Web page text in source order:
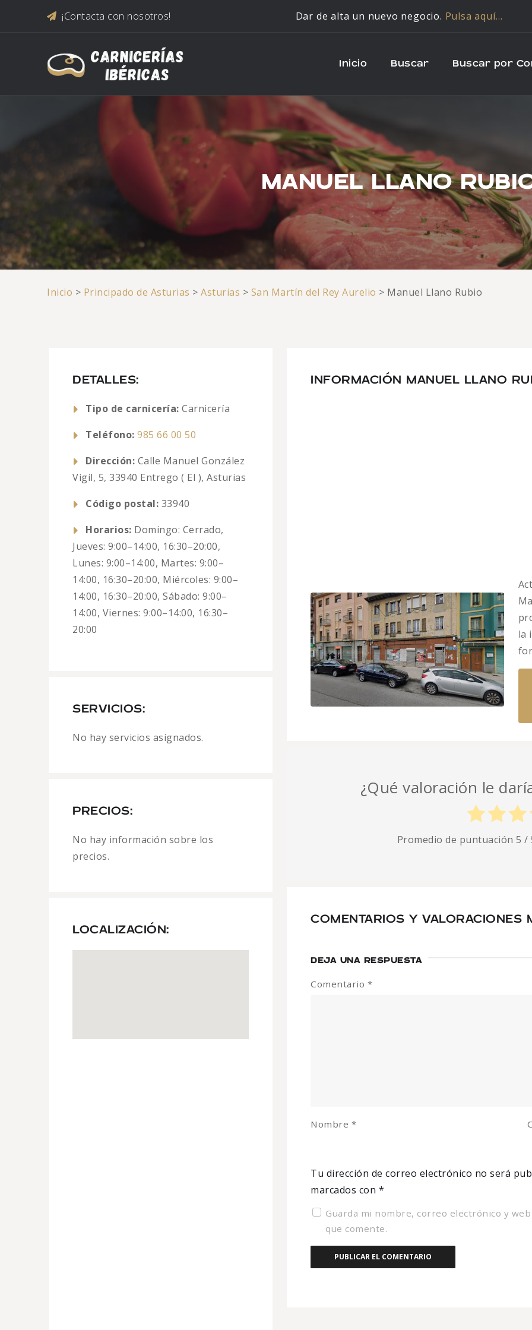
¡Contacta con nosotros! Dar de alta un nuevo negocio. Pulsa aquí…
Inicio Buscar Buscar por
MANUEL LLANO
Inicio > Principado de Asturias >Asturias > San Martín del Rey Aurelio > Manuel Llano Rubio
DETALLES:
Tipo de carnicería: Carnicería
Teléfono: 985 66 00 50
Dirección: Calle Manuel González
Vigil, 5, 33940 Entrego ( El ), Asturias
Código postal: 33940
Horarios: Domingo: Cerrado,
Jueves: 9:00–14:00, 16:30–20:00,
Lunes: 9:00–14:00, Martes: 9:00–
14:00, 16:30–20:00, Miércoles: 9:00–
14:00, 16:30–20:00, Sábado: 9:00–
14:00, Viernes: 9:00–14:00, 16:30–
20:00
SERVICIOS:
No hay servicios asignados.
PRECIOS:
No hay información sobre los
precios.
LOCALIZACIÓN:
INFORMACIÓN MANUEL LLANO
la
¿Qué valoración le
Promedio de puntuación5 /
COMENTARIOS Y VALORACIONES
DEJA UNA RESPUESTA
Tu dirección de correo electrónico no será
marcados con *
Comentario *
Nombre *
Guarda mi nombre, correo electrónico y
que comente.